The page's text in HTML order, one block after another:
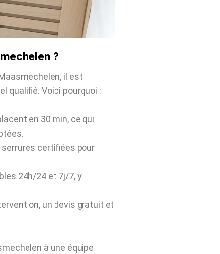
?
il est
qualifié. Voici pourquoi :
en 30 min, ce qui
certifiées pour
24h/24 et 7j/7, y
un devis gratuit et
à une équipe